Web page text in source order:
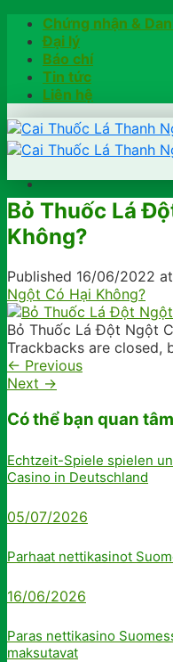
Skip
content
Chứng nhận &
Đại lý
Báo chí
Tin tức
Liên hệ
Trang chủ
Hướng dẫn
Khách hàng chia sẻ
Kiểm tra chính hãng
Đặt hàng
Hotline:
Bỏ Thuốc Lá
Không?
Published 16/06/2022 at
Ngột Có Hại Không?
Bỏ Thuốc Lá Đột Ngột
Trackbacks are closed,
← Previous
Next →
Có thể bạn quan tâm
Echtzeit-Spiele spielen
Casino in Deutschland
05/07/2026
Parhaat nettikasinot
16/06/2026
Paras nettikasino
maksutavat